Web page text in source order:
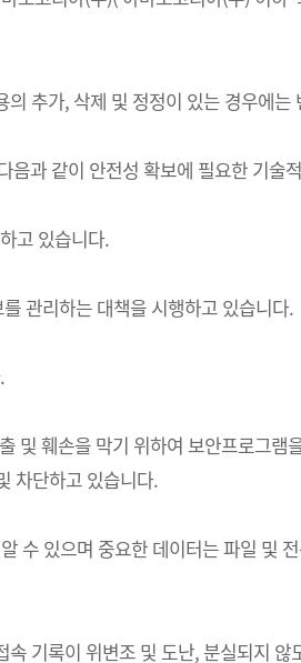
추가, 삭제 및 정정이 있는 경우에는
과 같이 안전성 확보에 필요한 기술
고 있습니다.
관리하는 대책을 시행하고 있습니다.
훼손을 막기 위하여 보안프로그램
차단하고 있습니다.
수 있으며 중요한 데이터는 파일 및
기록이 위변조 및 도난, 분실되지